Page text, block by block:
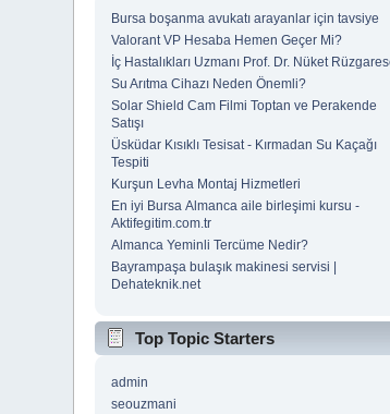
Bursa boşanma avukatı arayanlar için tavsiye
Valorant VP Hesaba Hemen Geçer Mi?
İç Hastalıkları Uzmanı Prof. Dr. Nüket
Su Arıtma Cihazı Neden Önemli?
Solar Shield Cam Filmi Toptan ve Perakende
Satışı
Üsküdar Kısıklı Tesisat - Kırmadan Su Kaçağı
Tespiti
Kurşun Levha Montaj Hizmetleri
En iyi Bursa Almanca aile birleşimi kursu -
Aktifegitim.com.tr
Almanca Yeminli Tercüme Nedir?
Bayrampaşa bulaşık makinesi servisi |
Dehateknik.net
Top Topic Starters
admin
seouzmani